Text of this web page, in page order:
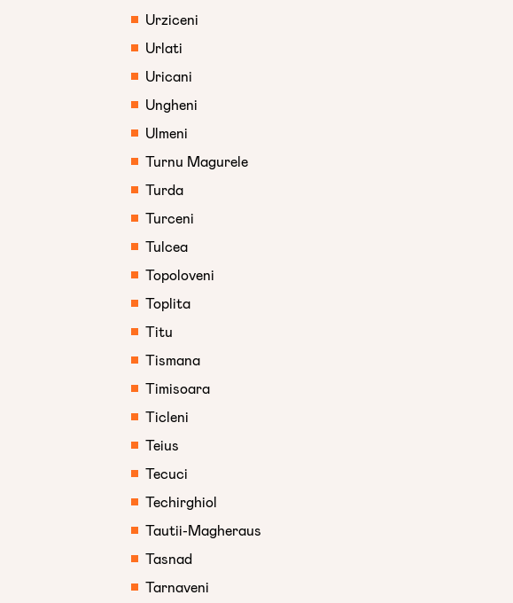
Urziceni
Urlati
Uricani
Ungheni
Ulmeni
Turnu Magurele
Turda
Turceni
Tulcea
Topoloveni
Toplita
Titu
Tismana
Timisoara
Ticleni
Teius
Tecuci
Techirghiol
Tautii-Magheraus
Tasnad
Tarnaveni